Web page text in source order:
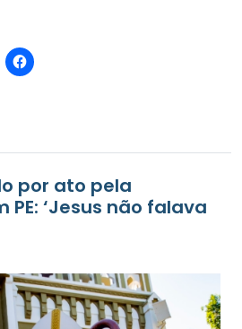
por ato pela
‘Jesus não falava